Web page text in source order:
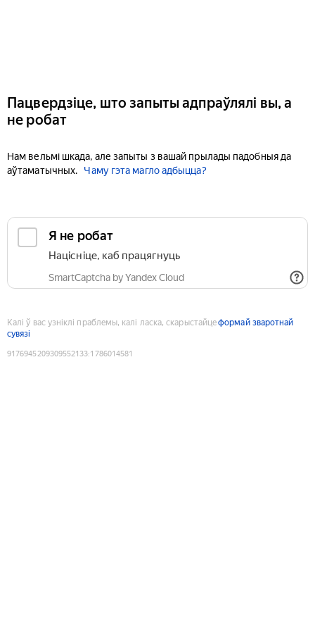
Пацвердзіце, што запыты адпраўлялі вы, а
не робат
Нам вельмі шкада, але запыты з вашай прылады падобныя да
аўтаматычных.
Чаму гэта магло адбыцца?
Я не робат
Націсніце, каб працягнуць
SmartCaptcha by Yandex Cloud
Калі ў вас узніклі праблемы, калі ласка, скарыстайцеформай зваротнай
сувязі
9176945209309552133:1786014581